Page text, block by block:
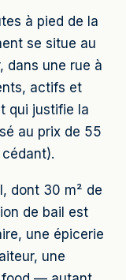
à pied de la
se situe au
dans une rue à
actifs et
qui justifie la
au prix de 55
dont 30 m² de
de bail est
une épicerie
une